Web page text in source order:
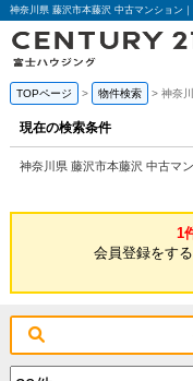
神奈川県 藤沢市本藤沢 中古マンション
TOPページ 物件検索 神奈
現在の検索条件
神奈川県 藤沢市本藤沢 中古マ
1
会員登録をす